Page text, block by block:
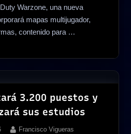
Warzone, una nueva
mapas multijugador,
contenido para …
3.200 puestos y
sus estudios
By
Francisco Vigueras